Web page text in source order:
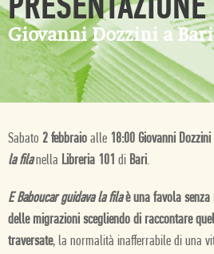
PRESENTAZIONE
Giovanni Dozzini a Bari
Sabato 2 febbraio alle 18:00 Giovanni Dozzini
la filanella Libreria 101 di Bari.
E Baboucar guidava la filaè una favola
delle migrazioni scegliendo di raccontare
traversate, la normalità inafferrabile di una